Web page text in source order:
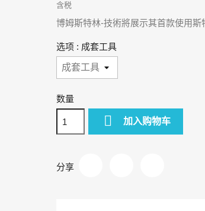
含税
博姆斯特林-技術將展示其首款使用斯
选项 : 成套工具
数量
 加入购物车
分享